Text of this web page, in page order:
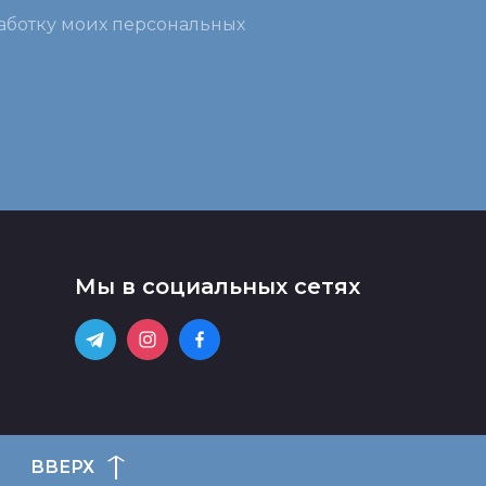
моих персональных
Мы в социальных сетях
ВВЕРХ